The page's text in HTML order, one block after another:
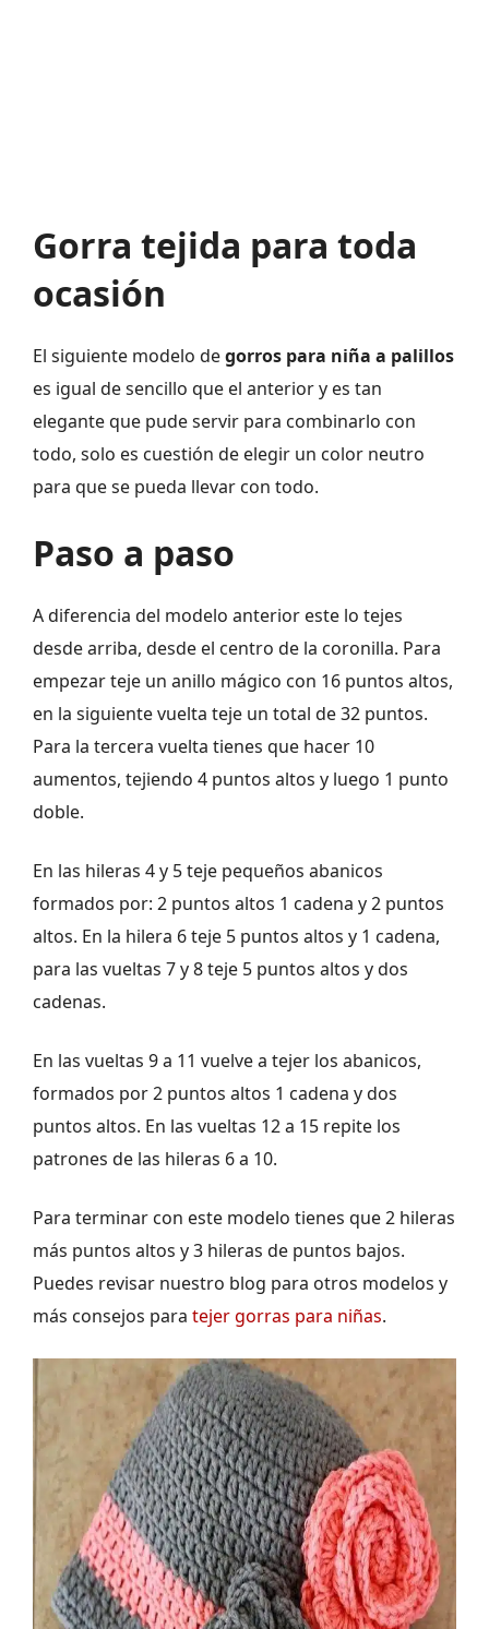
Gorra tejida para toda
ocasión
El siguiente modelo degorros para niña a palillos
es igual de sencillo que el anterior y es tan
elegante que pude servir para combinarlo con
todo, solo es cuestión de elegir un color neutro
para que se pueda llevar con todo.
Paso a paso
A diferencia del modelo anterior este lo tejes
desde arriba, desde el centro de la coronilla. Para
empezar teje un anillo mágico con 16 puntos altos,
en la siguiente vuelta teje un total de 32 puntos.
Para la tercera vuelta tienes que hacer 10
aumentos, tejiendo 4 puntos altos y luego 1 punto
doble.
En las hileras 4 y 5 teje pequeños abanicos
formados por: 2 puntos altos 1 cadena y 2 puntos
altos. En la hilera 6 teje 5 puntos altos y 1 cadena,
para las vueltas 7 y 8 teje 5 puntos altos y dos
cadenas.
En las vueltas 9 a 11 vuelve a tejer los abanicos,
formados por 2 puntos altos 1 cadena y dos
puntos altos. En las vueltas 12 a 15 repite los
patrones de las hileras 6 a 10.
Para terminar con este modelo tienes que 2 hileras
más puntos altos y 3 hileras de puntos bajos.
Puedes revisar nuestro blog para otros modelos y
más consejos para tejer gorras para niñas.